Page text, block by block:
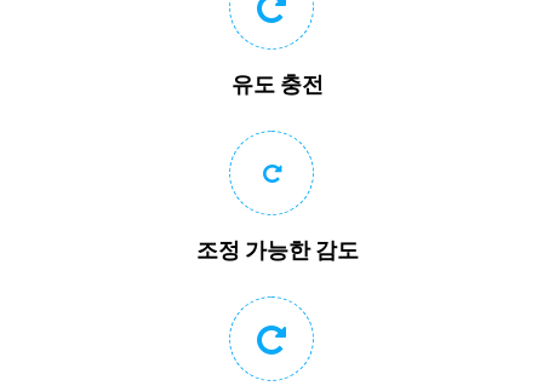
유도 충전
조정 가능한 감도